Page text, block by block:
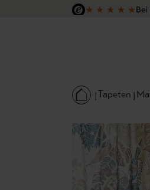
Hauptinhalt springen
Zur Suche springen
Zur Hauptnavigation springen
★ ★ ★ ★ ★Bei
Tapeten